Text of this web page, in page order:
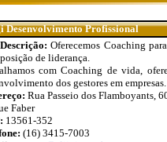
Desenvolvimento Profissional
Descrição:Oferecemos Coaching
posição de liderança.
com Coaching de vida,
dos gestores em empresas.
Rua Passeio dos Flamboyants,
Faber
13561-352
(16) 3415-7003